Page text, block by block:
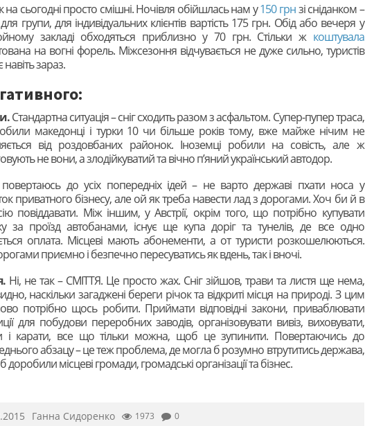
на сьогодні просто смішні. Ночівля обійшлась нам у150 грнзі сніданком –
групи, для індивідуальних клієнтів вартість 175 грн. Обід або вечеря у
закладі обходяться приблизно у 70 грн. Стільки ж коштувала
на вогні форель. Міжсезоння відчувається не дуже сильно, туристів
навіть зараз.
Стандартна ситуація – сніг сходить разом з асфальтом. Супер-пупер траса,
македонці і турки 10 чи більше років тому, вже майже нічим не
від роздовбаних районок. Іноземці робили на совість, але ж
не вони, а злодійкуватий та вічно п’яний український автодор.
до усіх попередніх ідей – не варто державі пхати носа у
приватного бізнесу, але ой як треба навести лад з дорогами. Хоч би й в
повіддавати. Між іншим, у Австрії, окрім того, що потрібно купувати
за проїзд автобанами, існує ще купа доріг та тунелів, де все одно
оплата. Місцеві мають абонементи, а от туристи розкошелюються.
приємно і безпечно пересуватись як вдень, так і вночі.
Ні, не так – СМІТТЯ. Це просто жах. Сніг зійшов, трави та листя ще нема,
наскільки загаджені береги річок та відкриті місця на природі. З цим
потрібно щось робити. Приймати відповідні закони, приваблювати
для побудови переробних заводів, організовувати вивіз, виховувати,
і карати, все що тільки можна, щоб це зупинити. Повертаючись до
абзацу – це теж проблема, де могла б розумно втрутитись держава,
доробили місцеві громади, громадські організації та бізнес.
Ганна Сидоренко 1973 0